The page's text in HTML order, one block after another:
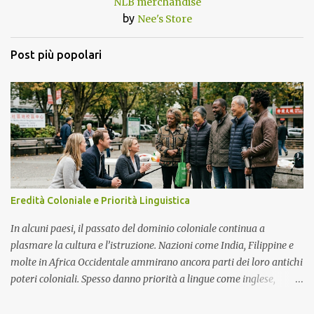
by Nee's Store
Post più popolari
Eredità Coloniale e Priorità Linguistica
In alcuni paesi, il passato del dominio coloniale continua a
plasmare la cultura e l’istruzione. Nazioni come India, Filippine e
molte in Africa Occidentale ammirano ancora parti dei loro antichi
poteri coloniali. Spesso danno priorità a lingue come inglese,